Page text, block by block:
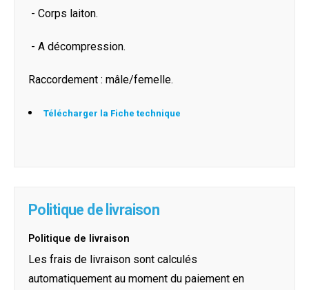
- Corps laiton.
- A décompression.
Raccordement : mâle/femelle.
Télécharger la Fiche technique
Politique de livraison
Politique de livraison
Les frais de livraison sont calculés
automatiquement au moment du paiement en